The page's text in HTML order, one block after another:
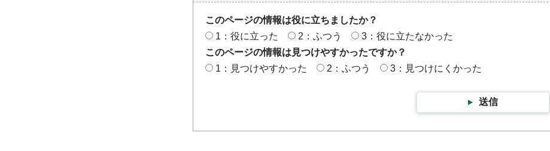
このページの情報は役に立ちましたか？
1：役に立った
2：ふつう
3：役に立たなかった
このページの情報は見つけやすかったですか？
1：見つけやすかった
2：ふつう 3：見つけにくかった
送信